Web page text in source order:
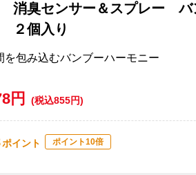
臭センサー＆スプレー バ
２個入り
包み込むバンブーハーモニー
円 (税込855円)
ポイント ポイント10倍